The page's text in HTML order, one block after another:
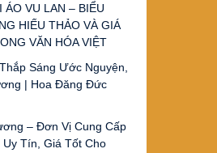
ÁO VU LAN – BIỂU
HIẾU THẢO VÀ GIÁ
VĂN HÓA VIỆT
Sáng Ước Nguyện,
| Hoa Đăng Đức
– Đơn Vị Cung Cấp
Tín, Giá Tốt Cho